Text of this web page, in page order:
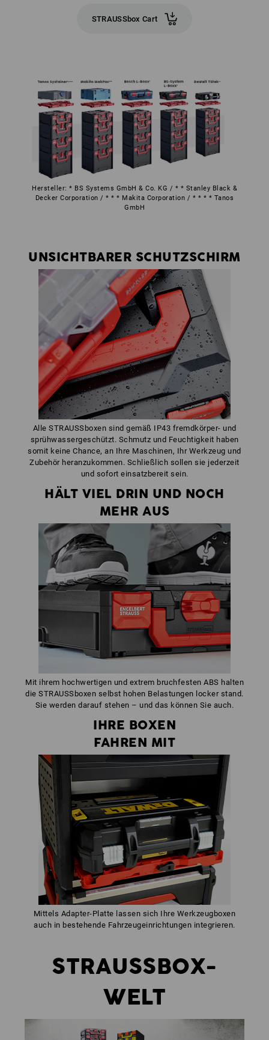
STRAUSSbox Cart
Hersteller: * BS Systems GmbH & Co. KG / * * Stanley Black &
Decker Corporation / * * * Makita Corporation / * * * * Tanos
GmbH
UNSICHTBARER SCHUTZSCHIRM
Alle STRAUSSboxen sind gemäß IP43 fremdkörper- und
sprühwassergeschützt. Schmutz und Feuchtigkeit haben
somit keine Chance, an Ihre Maschinen, Ihr Werkzeug und
Zubehör heranzukommen. Schließlich sollen sie jederzeit
und sofort einsatzbereit sein.
HÄLT VIEL DRIN UND NOCH
MEHR AUS
Mit ihrem hochwertigen und extrem bruchfesten ABS halten
die STRAUSSboxen selbst hohen Belastungen locker stand.
Sie werden darauf stehen – und das können Sie auch.
IHRE BOXEN
FAHREN MIT
Mittels Adapter-Platte lassen sich Ihre Werkzeugboxen
auch in bestehende Fahrzeugeinrichtungen integrieren.
STRAUSSBOX-
WELT